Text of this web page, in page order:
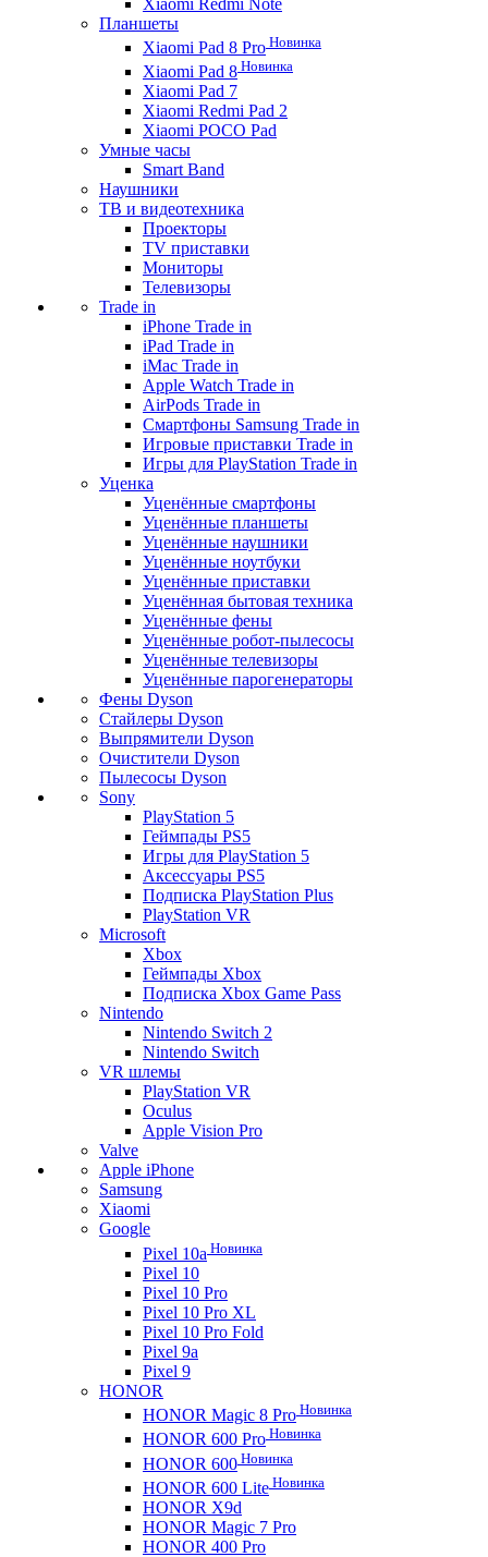
Планшеты
Xiaomi Pad 8 Pro Новинка
Xiaomi Pad 8 Новинка
Xiaomi Pad 7
Xiaomi Redmi Pad 2
Xiaomi POCO Pad
Умные часы
Smart Band
Наушники
ТВ и видеотехника
Проекторы
TV приставки
Мониторы
Телевизоры
Trade in
iPhone Trade in
iPad Trade in
iMac Trade in
Apple Watch Trade in
AirPods Trade in
Смартфоны Samsung Trade in
Игровые приставки Trade in
Игры для PlayStation Trade in
Уценка
Уценённые смартфоны
Уценённые планшеты
Уценённые наушники
Уценённые ноутбуки
Уценённые приставки
Уценённая бытовая техника
Уценённые фены
Уценённые робот-пылесосы
Уценённые телевизоры
Уценённые парогенераторы
Фены Dyson
Стайлеры Dyson
Выпрямители Dyson
Очистители Dyson
Пылесосы Dyson
Sony
PlayStation 5
Геймпады PS5
Игры для PlayStation 5
Аксессуары PS5
Подписка PlayStation Plus
PlayStation VR
Microsoft
Xbox
Геймпады Xbox
Подписка Xbox Game Pass
Nintendo
Nintendo Switch 2
Nintendo Switch
VR шлемы
PlayStation VR
Oculus
Apple Vision Pro
Valve
Apple iPhone
Samsung
Xiaomi
Google
Pixel 10a Новинка
Pixel 10
Pixel 10 Pro
Pixel 10 Pro XL
Pixel 10 Pro Fold
Pixel 9a
Pixel 9
HONOR
HONOR Magic 8 Pro Новинка
HONOR 600 Pro Новинка
HONOR 600 Новинка
HONOR 600 Lite Новинка
HONOR X9d
HONOR Magic 7 Pro
HONOR 400 Pro